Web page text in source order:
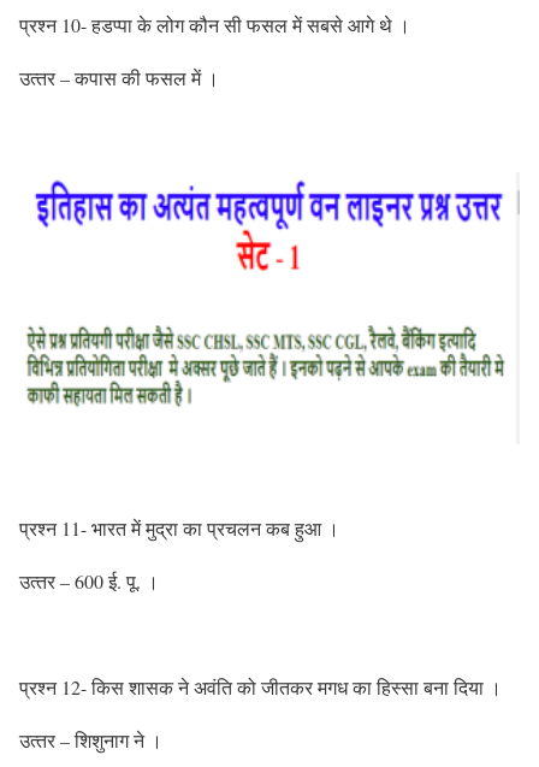
प्रश्‍न 10- हडप्‍पा के लोग कौन सी फसल में सबसे आगे थे ।
उत्‍तर – कपास की फसल में ।
प्रश्‍न 11- भारत में मुद्रा का प्रचलन कब हुआ ।
उत्‍तर – 600 ई. पू. ।
प्रश्‍न 12- किस शासक ने अवंति को जीतकर मगध का हिस्‍सा बना दिया ।
उत्‍तर – शिशुनाग ने ।